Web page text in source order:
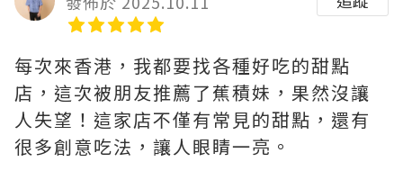
每次來香港，我都要找各種好吃的甜點
店，這次被朋友推薦了蕉積妹，果然沒讓
人失望！這家店不僅有常見的甜點，還有
很多創意吃法，讓人眼睛一亮。